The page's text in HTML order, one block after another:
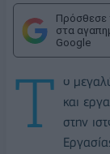
Πρόσθεσε
στα
Google
Τ
ο
και
στην